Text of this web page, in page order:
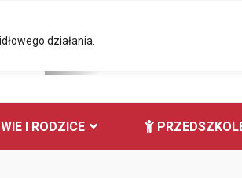
działania.
I RODZICE